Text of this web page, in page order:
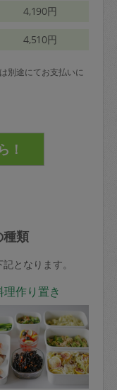
4,190円
4,510円
別途にてお支払いに
種類
となります。
理作り置き